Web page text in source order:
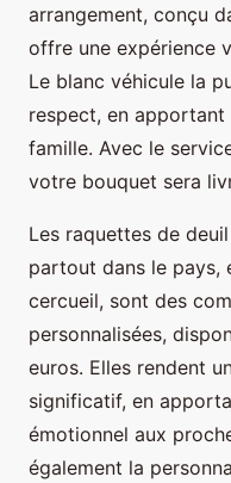
arrangement, conçu
offre une expérience
Le blanc véhicule la
respect, en
famille. Avec le
votre bouquet sera
Les raquettes de
partout dans le pays,
cercueil, sont des
personnalisées,
euros. Elles rendent
significatif, en
émotionnel aux
également la